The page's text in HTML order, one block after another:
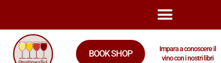
BOOK SHOP
Impara a conoscere il
vino con i nostri libri